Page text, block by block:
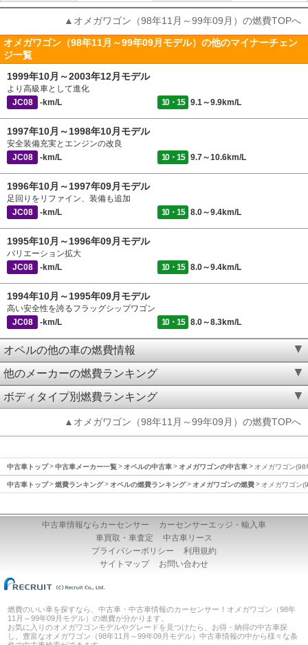
▲オメガワゴン（98年11月～99年09月）の燃費TOPへ
オメガワゴン（98年11月～99年09月モデル）の他のマイナーチェン
ジ一覧
1999年10月～2003年12月モデル
より高級車として進化
JC08
-km/L 10・15 9.1～9.9km/L
1997年10月～1998年10月モデル
安全装備充実とエンジンの改良
JC08
-km/L 10・15 9.7～10.6km/L
1996年10月～1997年09月モデル
足回りをリファイン、装備も追加
JC08
-km/L 10・15 8.0～9.4km/L
1995年10月～1996年09月モデル
バリエーション拡大
JC08
-km/L 10・15 8.0～9.4km/L
1994年10月～1995年09月モデル
高い安全性を誇るフラッグシップワゴン
JC08
-km/L 10・15 8.0～8.3km/L
オペルの他の車の燃費情報
他のメーカーの燃費ランキング
ボディタイプ別燃費ランキング
▲オメガワゴン（98年11月～99年09月）の燃費TOPへ
中古車トップ 中古車メーカー一覧 オペルの中古車 オメガワゴンの中古車 オメガワゴン
中古車トップ 燃費ランキング オペルの燃費ランキング オメガワゴンの燃費 オメガワゴン
中古車情報ならカーセンサー
カーセンサーエッジ・輸入車
車買取・車査定
中古車リース
プライバシーポリシー
利用規約
サイトマップ
お問い合わせ
燃費のいい車を探すなら、中古車・中古車情報のカーセンサー！オメガワゴン（98年
11月～99年09月モデル）の燃費が分かります。
お気に入りのオメガワゴンモデルやグレードを見つけたら、お得・納得の中古車探
し。豊富なオメガワゴン（98年11月～99年09月モデル）中古車情報の中から様々な条